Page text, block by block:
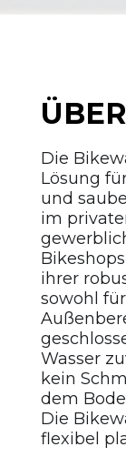
Die
Lösung
und
im
ihrer
sowohl
Wasser
kein
dem
Die
flexibel